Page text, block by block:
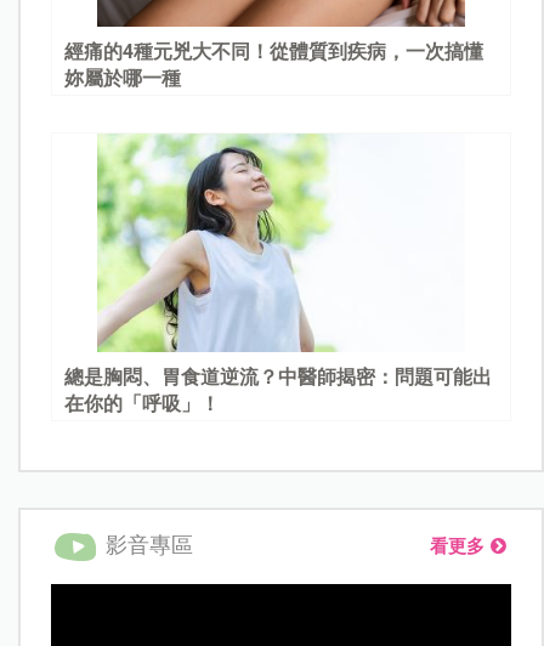
經痛的4種元兇大不同！從體質到疾病，一次搞懂
妳屬於哪一種
總是胸悶、胃食道逆流？中醫師揭密：問題可能出
在你的「呼吸」！
影音專區 看更多